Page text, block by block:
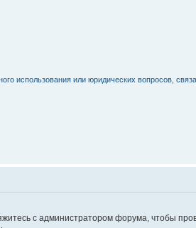
использования или юридических вопросов,
с администратором форума, чтобы